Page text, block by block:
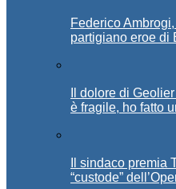
Federico
partigiano eroe di
Il dolore di
è fragile, ho fatto
Il sindaco premia
“custode”